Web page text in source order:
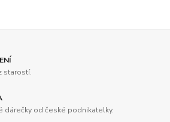
starostí.
dárečky od české podnikatelky.